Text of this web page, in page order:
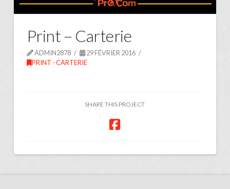
Print – Carterie
ADMIN2878
29 FÉVRIER 2016
PRINT - CARTERIE
SHARE THIS PROJECT